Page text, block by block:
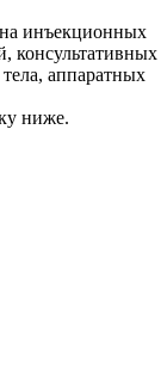
на инъекционных
консультативных
аппаратных
ниже.